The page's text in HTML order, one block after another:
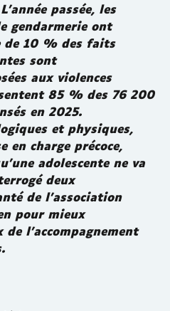
passée, les
gendarmerie ont
de 10 % des faits
sont
aux violences
85 % des 76 200
en 2025.
et physiques,
en charge précoce,
adolescente ne va
deux
de l’association
pour mieux
l’accompagnement